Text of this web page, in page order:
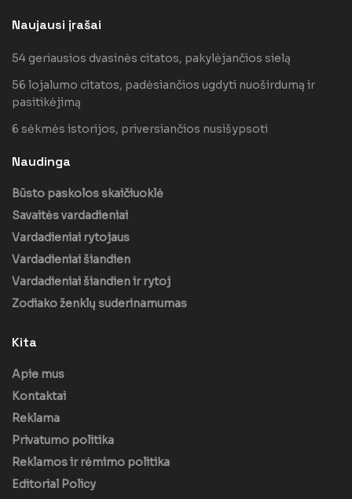
Naujausi įrašai
54 geriausios dvasinės citatos, pakylėjančios sielą
56 lojalumo citatos, padėsiančios ugdyti nuoširdumą ir
pasitikėjimą
6 sėkmės istorijos, priversiančios nusišypsoti
Naudinga
Būsto paskolos skaičiuoklė
Savaitės vardadieniai
Vardadieniai rytojaus
Vardadieniai šiandien
Vardadieniai šiandien ir rytoj
Zodiako ženklų suderinamumas
Kita
Apie mus
Kontaktai
Reklama
Privatumo politika
Reklamos ir rėmimo politika
Editorial Policy